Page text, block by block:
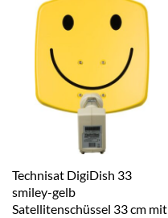
Technisat DigiDish 33
smiley-gelb
Satellitenschüssel 33 cm mit